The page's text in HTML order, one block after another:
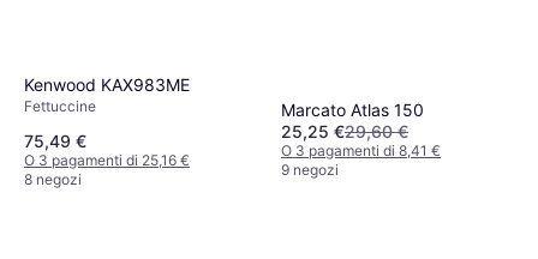
Kenwood KAX983ME
Fettuccine
75,49 €
O 3 pagamenti di 25,16 €
8 negozi
Marcato Atlas 150
25,25 €29,60 €
O 3 pagamenti di 8,41 €
9 negozi